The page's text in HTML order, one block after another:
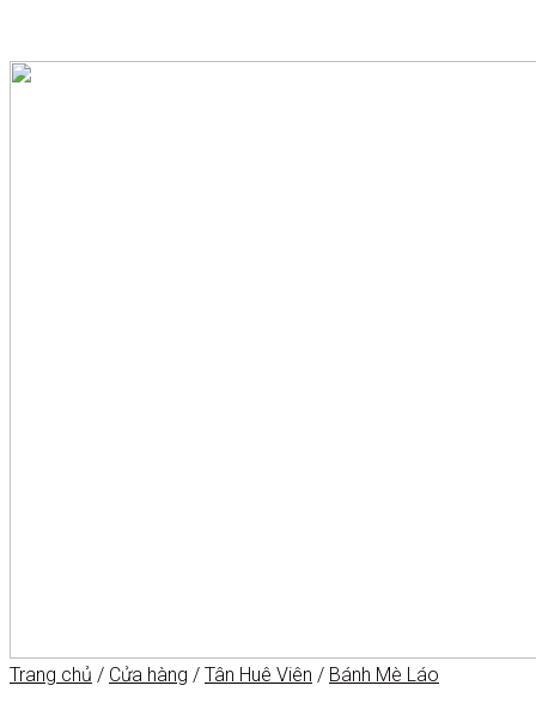
Trang chủ / Cửa hàng / Tân Huê Viên / Bánh Mè Láo